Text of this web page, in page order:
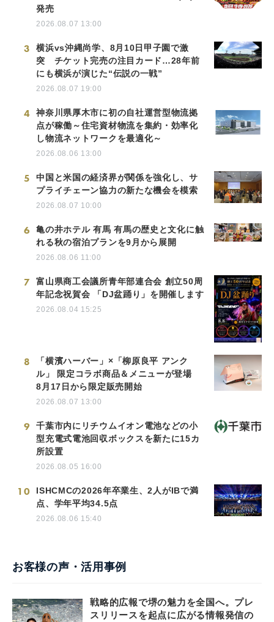
発売
2026.08.07 13:00
3
横浜vs沖縄尚学、8月10日甲子園で激
突 チケット完売の注目カード…28年前
にも横浜が演じた“伝説の一戦”
2026.08.07 19:00
4
神奈川県厚木市に初の自社運営型物流拠
点が稼働～住宅資材物流を集約・効率化
し物流ネットワークを最適化～
2026.08.06 13:00
5
中国と米国の経済界が関係を強化し、サ
プライチェーン協力の新たな機会を模索
2026.08.07 10:00
6
亀の井ホテル 有馬 有馬の歴史と文化に触
れる秋の宿泊プランを9月から展開
2026.08.06 11:00
7
富山県商工会議所青年部連合会 創立50周
年記念祝賀会 「DJ盆踊り」を開催します
2026.08.04 15:25
8
「横濱ハーバー」×「柳原良平 アンク
ル」 限定コラボ商品＆メニューが登場
8月17日から限定販売開始
2026.08.07 13:00
9
千葉市内にリチウムイオン電池などの小
型充電式電池回収ボックスを新たに15カ
所設置
2026.08.05 16:00
10
ISHCMCの2026年卒業生、2人がIBで満
点、学年平均34.5点
2026.08.06 15:40
お客様の声・活用事例
戦略的広報で堺の魅力を全国へ。プレ
スリリースを起点に広がる情報発信の